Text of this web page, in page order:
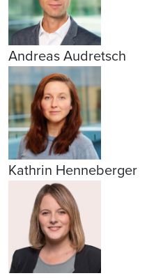
Andreas Audretsch
Kathrin Henneberger